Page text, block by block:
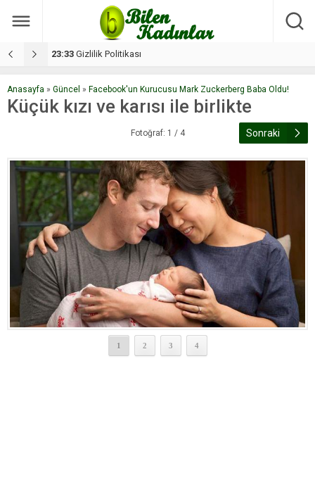
17:08 Dilan, düğününe 5 gün kala hayatını kaybetti
Anasayfa » Güncel » Facebook'un Kurucusu Mark Zuckerberg Baba Oldu!
Küçük kızı ve karısı ile birlikte
Fotoğraf: 1 / 4 Sonraki
1 2 3 4